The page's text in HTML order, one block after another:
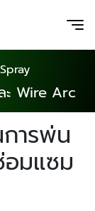
Wire Arc
การพ่น
อมแซม